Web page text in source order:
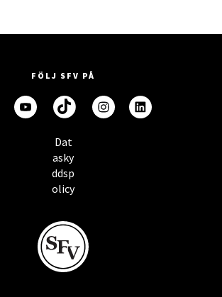
FÖLJ SFV PÅ
Dat
asky
ddsp
olicy